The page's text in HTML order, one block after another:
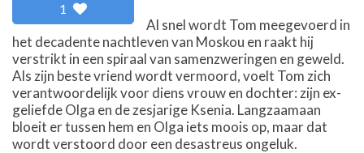
1
Al snel wordt Tom meegevoerd in
het decadente nachtleven van Moskou en raakt hij
verstrikt in een spiraal van samenzweringen en geweld.
Als zijn beste vriend wordt vermoord, voelt Tom zich
verantwoordelijk voor diens vrouw en dochter: zijn ex-
geliefde Olga en de zesjarige Ksenia. Langzaamaan
bloeit er tussen hem en Olga iets moois op, maar dat
wordt verstoord door een desastreus ongeluk.